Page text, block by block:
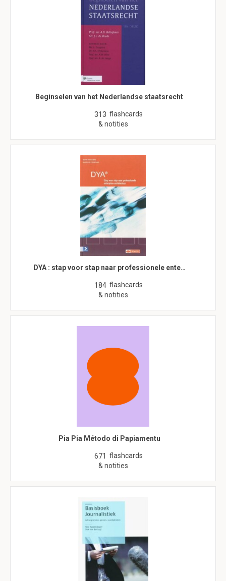
Beginselen van het Nederlandse staatsrecht
313 flashcards
& notities
DYA : stap voor stap naar professionele ente…
184 flashcards
& notities
Pia Pia Método di Papiamentu
671 flashcards
& notities